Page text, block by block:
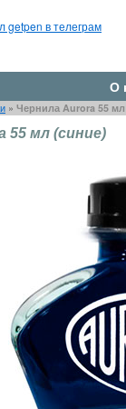
getpen в телеграм
О
» Чернила Aurora 55
55 мл (синие)